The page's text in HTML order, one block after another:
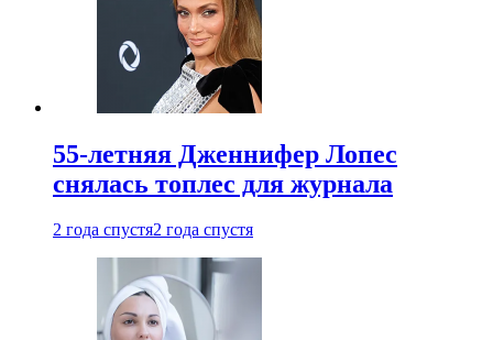
55-летняя Дженнифер Лопес
снялась топлес для журнала
2 года спустя2 года спустя